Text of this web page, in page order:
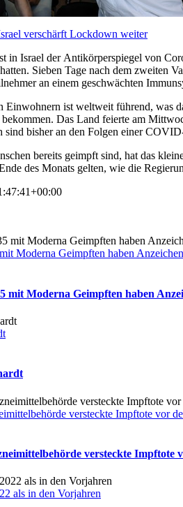
verschärft Lockdown weiter
in Israel der Antikörperspiegel von
Sieben Tage nach dem
an einem geschwächten
ist weltweit führend, was
Das Land feierte am
sind bisher an den Folgen einer
bereits geimpft sind, hat das
des Monats gelten, wie die
Moderna Geimpften haben
mit Moderna Geimpften haben
versteckte Impftote vor
versteckte Impftote
als in den Vorjahren